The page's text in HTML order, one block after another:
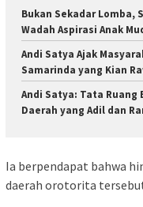
Bukan Sekadar Lomba,
Wadah Aspirasi Anak
Andi Satya Ajak
Samarinda yang Kian
Andi Satya: Tata
Daerah yang Adil dan
Ia berpendapat bahwa
daerah orotorita